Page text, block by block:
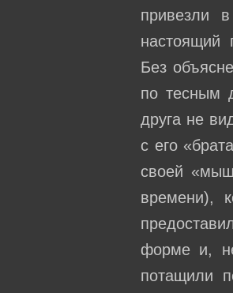
привезли
настоящий
Без
по тесным
друга не
с его
своей
времени),
форме и,
потащили